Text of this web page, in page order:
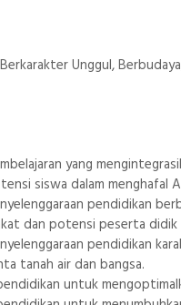
Unggul,
yang
siswa dalam menghafal
pendidikan
dan potensi peserta didik
pendidikan
tanah air dan bangsa.
untuk